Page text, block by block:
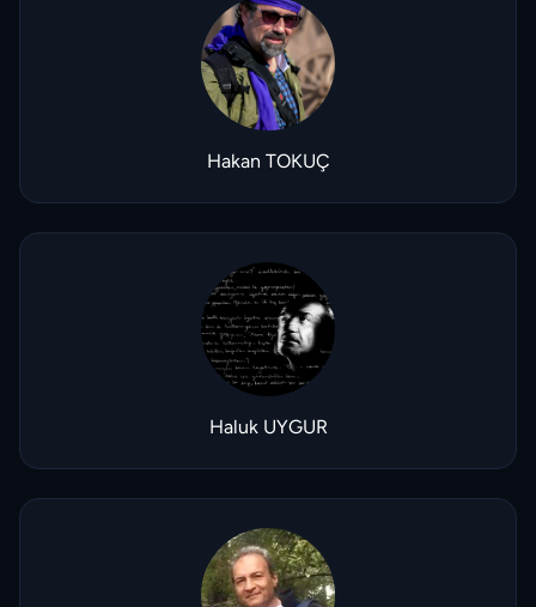
Hakan TOKUÇ
Haluk UYGUR